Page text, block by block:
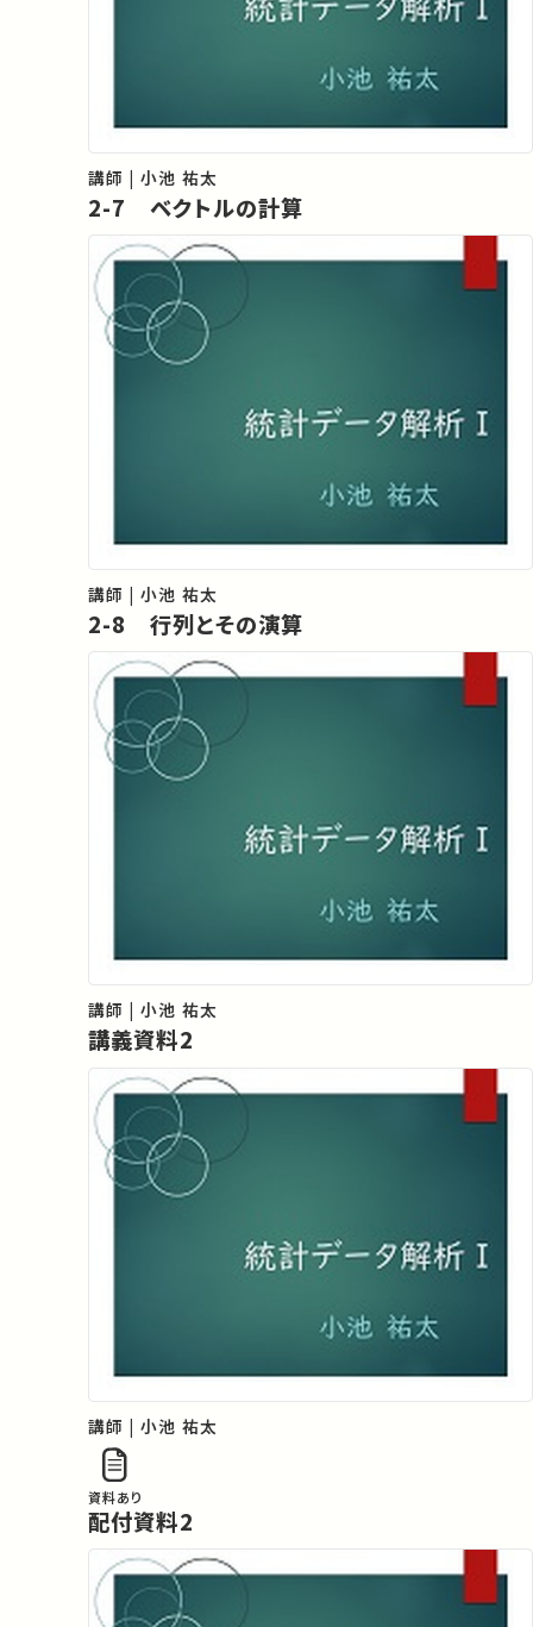
講師 | 小池 祐太
2-7 ベクトルの計算
講師 | 小池 祐太
2-8 行列とその演算
講師 | 小池 祐太
講義資料2
講師 | 小池 祐太
資料あり
配付資料2